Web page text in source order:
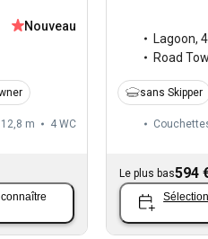
Nouveau
12,8 m 4 WC
Lagoon,
Road
sans Skipper
Le plus bas594